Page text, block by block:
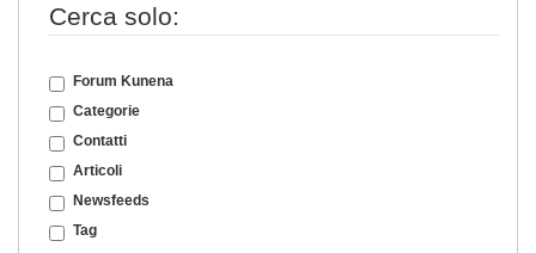
Cerca solo:
Forum Kunena
Categorie
Contatti
Articoli
Newsfeeds
Tag